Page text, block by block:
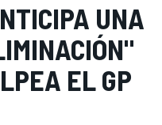
UNA
EL GP